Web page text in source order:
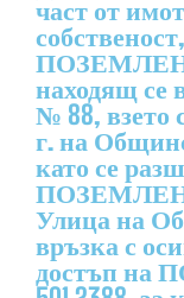
част от
ПОЗЕМЛЕН
находящ се
№ 88, взето
г. на
като се
ПОЗЕМЛЕН
Улица на
връзка с
достъп